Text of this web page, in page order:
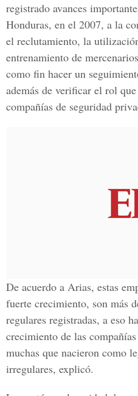
registrado avances
Honduras, en el 2007, a la
el reclutamiento, la
entrenamiento de
como fin hacer un
además de verificar el rol
compañías de seguridad
De acuerdo a Arias, estas
fuerte crecimiento, son más
regulares registradas, a eso
crecimiento de las
muchas que nacieron como
irregulares, explicó.